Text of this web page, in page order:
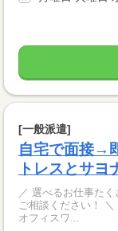
[一般派遣]
自宅で面接→
トレスとサヨ
／ 選べるお仕事た
ご相談ください！ ＼ もくもく軽作業、半導体製造、フォークリフト
オフィスワ...